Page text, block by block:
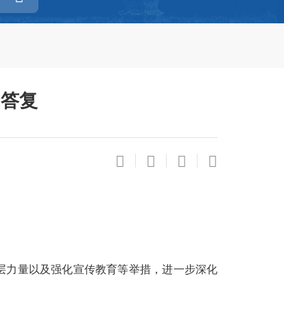
复
量以及强化宣传教育等举措，进一步深化